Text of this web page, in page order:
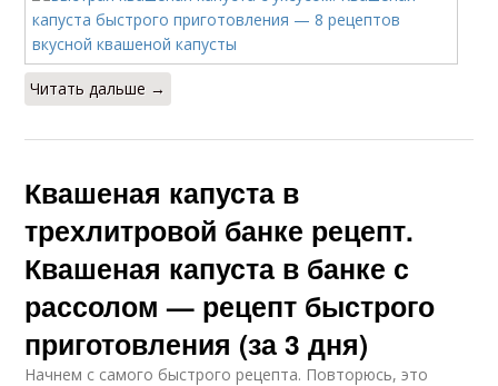
Читать дальше →
Квашеная капуста в
трехлитровой банке рецепт.
Квашеная капуста в банке с
рассолом — рецепт быстрого
приготовления (за 3 дня)
Начнем с самого быстрого рецепта. Повторюсь, это